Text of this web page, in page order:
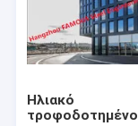
Ηλιακό
τροφοδοτημένο